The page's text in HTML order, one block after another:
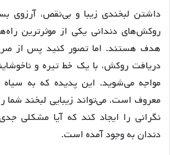
داشتن لبخندی زیبا و بی‌نقص، آرزوی
روکش‌های دندانی یکی از موثرترین
هدف هستند. اما تصور کنید پس از
دریافت روکش، با یک خط تیره و
مواجه می‌شوید. این پدیده که به
معروف است، می‌تواند زیبایی لبخند شما
نگرانی را ایجاد کند که آیا مشکلی
دندان به وجود آمده است.